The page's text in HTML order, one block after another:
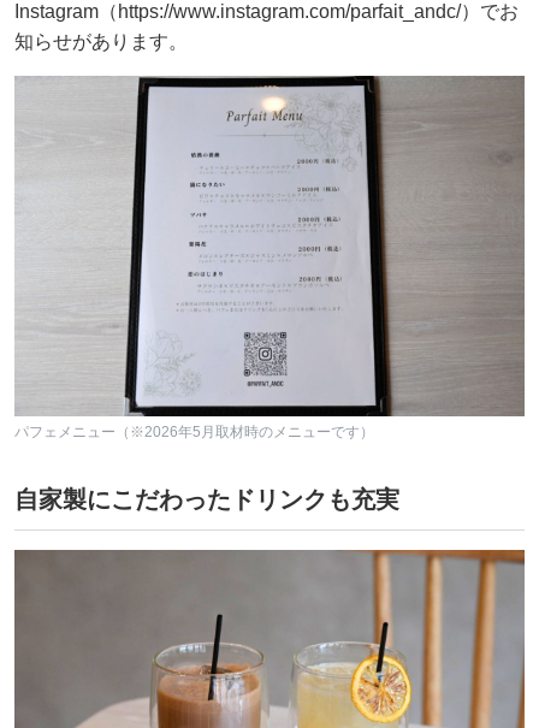
Instagram（https://www.instagram.com/parfait_andc/）でお
知らせがあります。
パフェメニュー（※2026年5月取材時のメニューです）
自家製にこだわったドリンクも充実